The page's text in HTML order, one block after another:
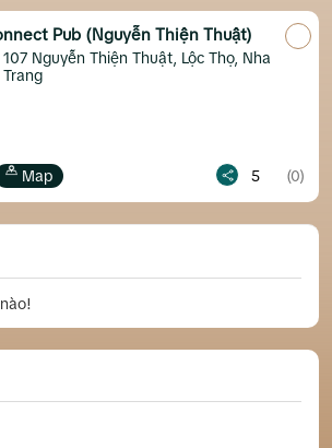
Pub (Nguyễn Thiện Thuật)
107 Nguyễn Thiện Thuật, Lộc Thọ, Nha
Trang
Map 5 (0)